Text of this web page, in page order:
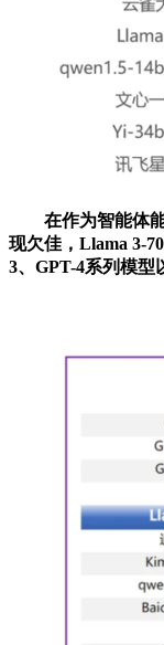
在作为智能体能
现欠佳，Llama 3-
3、GPT-4系列模型